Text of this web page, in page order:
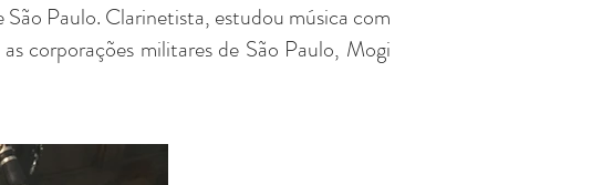
Paulo. Clarinetista, estudou música com
corporações militares de São Paulo, Mogi